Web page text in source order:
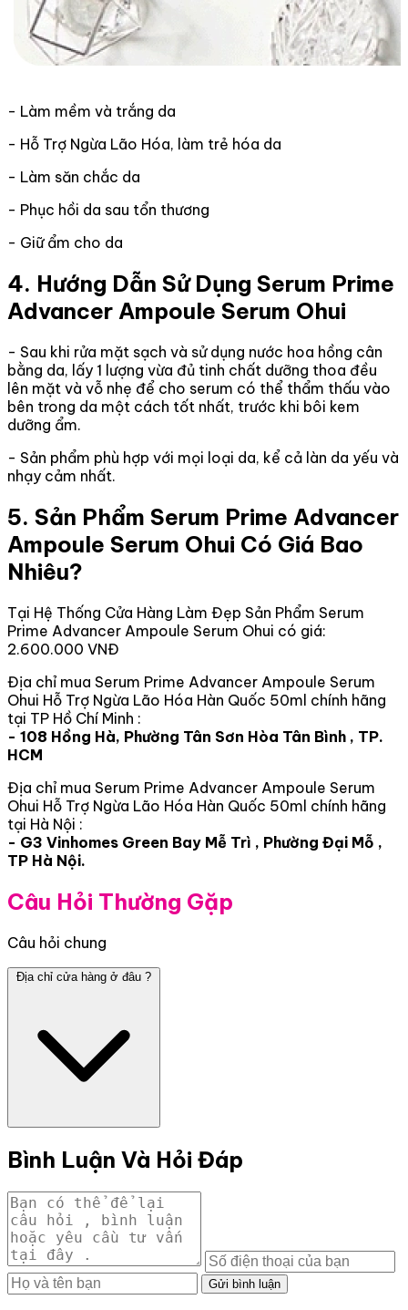
- Làm mềm và trắng da
- Hỗ Trợ Ngừa Lão Hóa, làm trẻ hóa da
- Làm săn chắc da
- Phục hồi da sau tổn thương
- Giữ ẩm cho da
4. Hướng Dẫn Sử Dụng Serum Prime
Advancer Ampoule Serum Ohui
- Sau khi rửa mặt sạch và sử dụng nước hoa hồng cân
bằng da, lấy 1 lượng vừa đủ tinh chất dưỡng thoa đều
lên mặt và vỗ nhẹ để cho serum có thể thẩm thấu vào
bên trong da một cách tốt nhất, trước khi bôi kem
dưỡng ẩm.
- Sản phẩm phù hợp với mọi loại da, kể cả làn da yếu và
nhạy cảm nhất.
5. Sản Phẩm Serum Prime Advancer
Ampoule Serum Ohui Có Giá Bao
Nhiêu?
Tại Hệ Thống Cửa Hàng Làm Đẹp Sản Phẩm Serum
Prime Advancer Ampoule Serum Ohui có giá:
2.600.000 VNĐ
Địa chỉ mua Serum Prime Advancer Ampoule Serum
Ohui Hỗ Trợ Ngừa Lão Hóa Hàn Quốc 50ml chính hãng
tại TP Hồ Chí Minh :
- 108 Hồng Hà, Phường Tân Sơn Hòa Tân Bình , TP.
HCM
Địa chỉ mua Serum Prime Advancer Ampoule Serum
Ohui Hỗ Trợ Ngừa Lão Hóa Hàn Quốc 50ml chính hãng
tại Hà Nội :
- G3 Vinhomes Green Bay Mễ Trì , Phường Đại Mỗ ,
TP Hà Nội.
Câu Hỏi Thường Gặp
Câu hỏi chung
Địa chỉ cửa hàng ở đâu ?
Bình Luận Và Hỏi Đáp
Gửi bình luận